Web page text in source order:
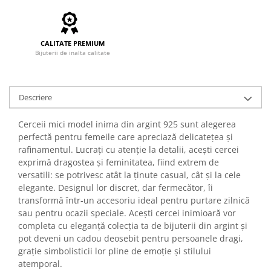
CALITATE PREMIUM
Bijuterii de inalta calitate
Descriere
Cerceii mici model inima din argint 925 sunt alegerea
perfectă pentru femeile care apreciază delicatețea și
rafinamentul. Lucrați cu atenție la detalii, acești cercei
exprimă dragostea și feminitatea, fiind extrem de
versatili: se potrivesc atât la ținute casual, cât și la cele
elegante. Designul lor discret, dar fermecător, îi
transformă într-un accesoriu ideal pentru purtare zilnică
sau pentru ocazii speciale. Acești cercei inimioară vor
completa cu eleganță colecția ta de bijuterii din argint și
pot deveni un cadou deosebit pentru persoanele dragi,
grație simbolisticii lor pline de emoție și stilului
atemporal.